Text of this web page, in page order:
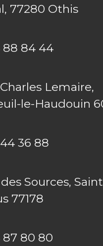
77280 Othis
88 84 44
Lemaire,
le-Haudouin
36 88
Sources,
77178
87 80 80